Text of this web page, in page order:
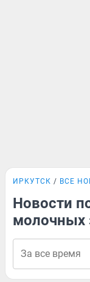
ИРКУТСК ВСЕ
Новости
молочных